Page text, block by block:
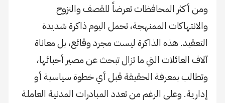
ومن أكثر المحافظات تعرضاً للقصف والنزوح
والانتهاكات الممنهجة، تحمل اليوم ذاكرة شديدة
التعقيد. هذه الذاكرة ليست مجرد وقائع، بل معاناة
آلاف العائلات التي ما تزال تبحث عن مصير أحبائها،
وتطالب بمعرفة الحقيقة قبل أي خطوة سياسية أو
إدارية. وعلى الرغم من تعدد المبادرات المدنية العاملة